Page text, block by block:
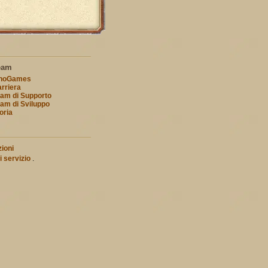
di Supporto
di Sviluppo
servizio.